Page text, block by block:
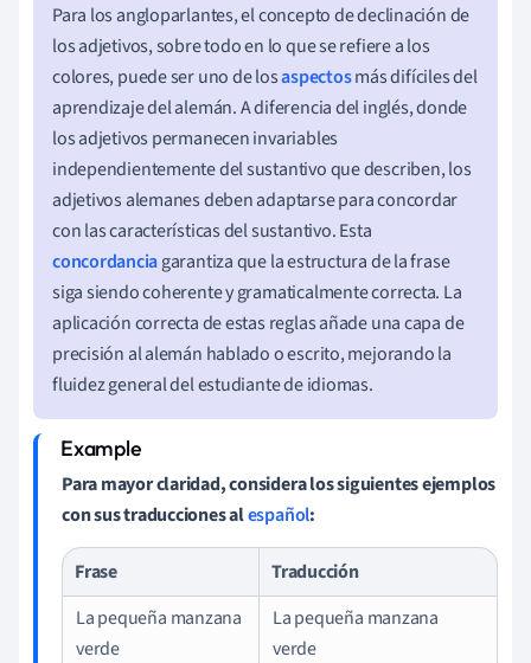
Para los angloparlantes, el concepto de declinación de
los adjetivos, sobre todo en lo que se refiere a los
colores, puede ser uno de losaspectosmás difíciles del
aprendizaje del alemán. A diferencia del inglés, donde
los adjetivos permanecen invariables
independientemente del sustantivo que describen, los
adjetivos alemanes deben adaptarse para concordar
con las características del sustantivo. Esta
concordanciagarantiza que la estructura de la frase
siga siendo coherente y gramaticalmente correcta. La
aplicación correcta de estas reglas añade una capa de
precisión al alemán hablado o escrito, mejorando la
fluidez general del estudiante de idiomas.
Para mayor claridad, considera los siguientes ejemplos
con sus traducciones alespañol:
Frase
Traducción
La pequeña manzana
verde
La pequeña manzana
verde